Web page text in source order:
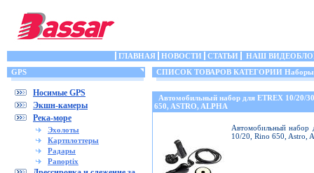
ГЛАВНАЯ НОВОСТИ СТАТЬИ
НАШ
GPS
Носимые GPS
Экшн-камеры
Река-море
Эхолоты
Картплоттеры
Радары
Panoptix
СПИСОК ТОВАРОВ КАТЕГОРИИ Наборы
Автомобильный набор для ETREX 10/20/
650, ASTRO, ALPHA
Автомобильный набор
10/20, Rino 650, Astro,